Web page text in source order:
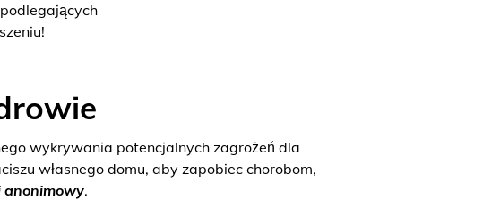
wykrywania potencjalnych zagrożeń dla
własnego domu, aby zapobiec chorobom,
anonimowy.